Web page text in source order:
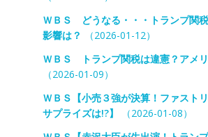
ＷＢＳ どうなる・・・トランプ関
影響は？
（2026-01-12）
ＷＢＳ トランプ関税は違憲？アメ
（2026-01-09）
ＷＢＳ【小売３強が決算！ファスト
サプライズは!?】
（2026-01-08）